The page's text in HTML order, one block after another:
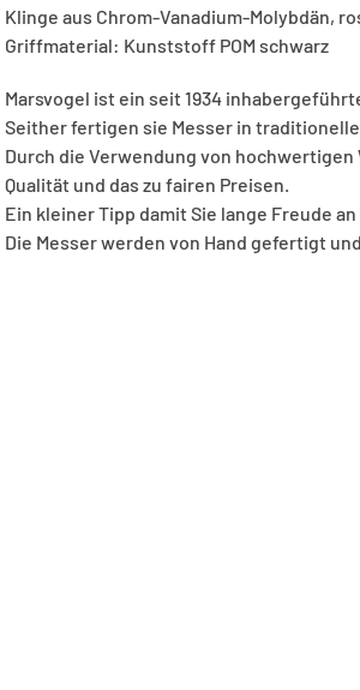
Klinge aus Chrom-Vanadium-Molybdän,
Griffmaterial: Kunststoff POM schwarz
Marsvogel ist ein seit 1934
Seither fertigen sie Messer in
Durch die Verwendung von
Qualität und das zu fairen Preisen.
Ein kleiner Tipp damit Sie lange Freude
Die Messer werden von Hand gefertigt